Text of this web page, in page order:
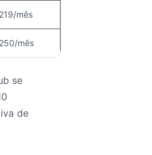
mês
mês
se
de